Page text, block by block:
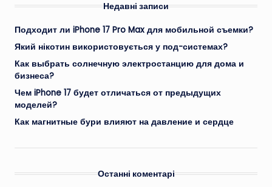
Недавні записи
Подходит ли iPhone 17 Pro Max для мобильной съемки?
Який нікотин використовується у под-системах?
Как выбрать солнечную электростанцию для дома и
бизнеса?
Чем iPhone 17 будет отличаться от предыдущих
моделей?
Как магнитные бури влияют на давление и сердце
Останні коментарі